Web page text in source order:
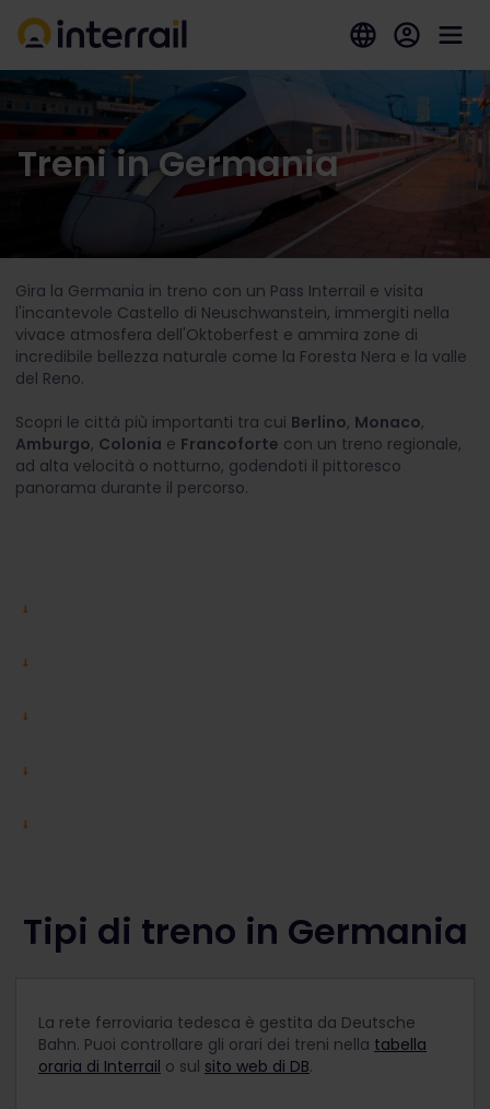
Treni in Germania
Gira la Germania in treno con un Pass Interrail e visita
l'incantevole Castello di Neuschwanstein, immergiti nella
vivace atmosfera dell'Oktoberfest e ammira zone di
incredibile bellezza naturale come la Foresta Nera e la valle
del Reno.
Scopri le città più importanti tra cui Berlino, Monaco,
Amburgo, Colonia e Francoforte con un treno regionale,
ad alta velocità o notturno, godendoti il pittoresco
panorama durante il percorso.
Tipi di treno in Germania
La rete ferroviaria tedesca è gestita da Deutsche
Bahn. Puoi controllare gli orari dei treni nella tabella
oraria di Interrail o sul sito web di DB.